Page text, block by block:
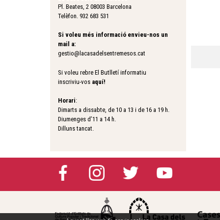
Pl. Beates, 2 08003 Barcelona
Telèfon. 932 683 531
Si voleu més informació envieu-nos un
mail a:
gestio@lacasadelsentremesos.cat
Si voleu rebre El Butlletí informatiu
inscriviu-vos aquí!
Horari:
Dimarts a dissabte, de 10 a 13 i de 16 a 19 h.
Diumenges d’11 a 14 h.
Dilluns tancat.